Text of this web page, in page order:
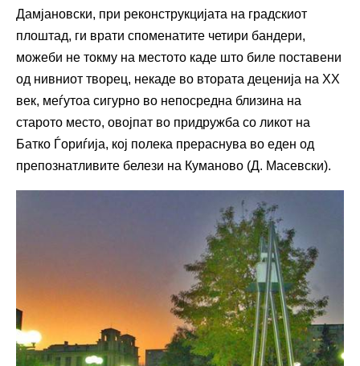
Дамјановски, при реконструкцијата на градскиот
плоштад, ги врати споменатите четири бандери,
можеби не токму на местото каде што биле поставени
од нивниот творец, некаде во втората деценија на XX
век, меѓутоа сигурно во непосредна близина на
старото место, овојпат во придружба со ликот на
Батко Ѓориѓија, кој полека прераснува во еден од
препознатливите белези на Куманово (Д. Масевски).